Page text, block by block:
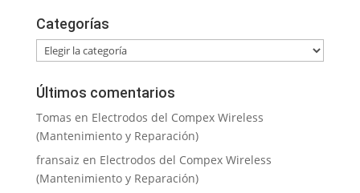
Categorías
Categorías
Últimos comentarios
Tomas en Electrodos del Compex Wireless
(Mantenimiento y Reparación)
fransaiz en Electrodos del Compex Wireless
(Mantenimiento y Reparación)